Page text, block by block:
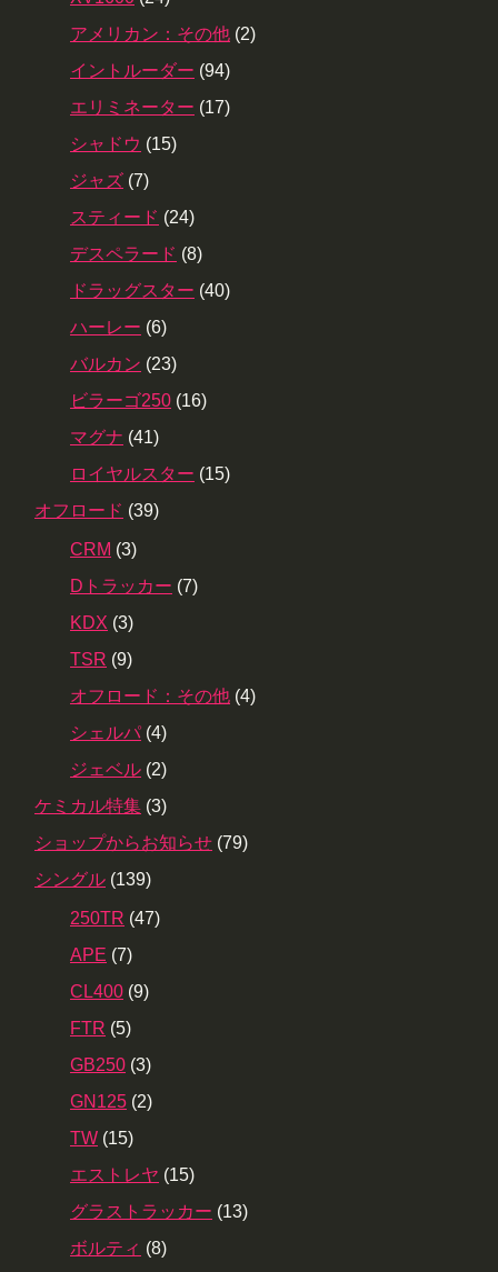
アメリカン：その他 (2)
イントルーダー (94)
エリミネーター (17)
シャドウ (15)
ジャズ (7)
スティード (24)
デスペラード (8)
ドラッグスター (40)
ハーレー (6)
バルカン (23)
ビラーゴ250 (16)
マグナ (41)
ロイヤルスター (15)
オフロード (39)
CRM (3)
Dトラッカー (7)
KDX (3)
TSR (9)
オフロード：その他 (4)
シェルパ (4)
ジェベル (2)
ケミカル特集 (3)
ショップからお知らせ (79)
シングル (139)
250TR (47)
APE (7)
CL400 (9)
FTR (5)
GB250 (3)
GN125 (2)
TW (15)
エストレヤ (15)
グラストラッカー (13)
ボルティ (8)